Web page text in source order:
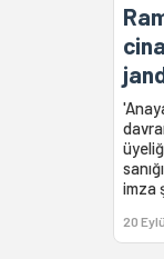
imza
20